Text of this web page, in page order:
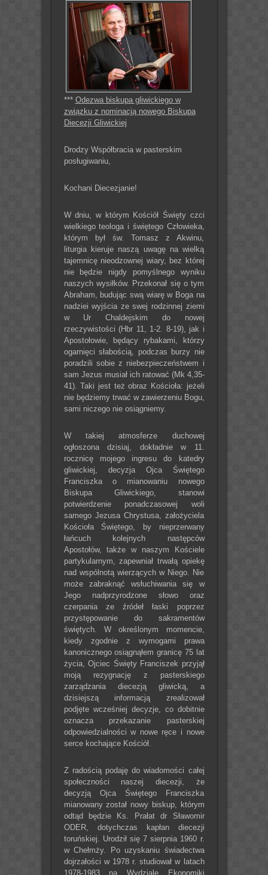
*** Odezwa biskupa gliwickiego w
związku z nominacją nowego Biskupa
Diecezji Gliwickiej
Drodzy Współbracia w pasterskim
posługiwaniu,
Kochani Diecezjanie!
W dniu, w którym Kościół Święty czci
wielkiego teologa i świętego Człowieka,
którym był św. Tomasz z Akwinu,
liturgia kieruje naszą uwagę na wielką
tajemnicę nieodzownej wiary, bez której
nie będzie nigdy pomyślnego wyniku
naszych wysiłków. Przekonał się o tym
Abraham, budując swą wiarę w Boga na
nadziei wyjścia ze swej rodzinnej ziemi
w Ur Chaldejskim do nowej
rzeczywistości (Hbr 11, 1-2. 8-19), jak i
Apostołowie, będący rybakami, którzy
ogarnięci słabością, podczas burzy nie
poradzili sobie z niebezpieczeństwem i
sam Jezus musiał ich ratować (Mk 4,35-
41). Taki jest też obraz Kościoła: jeżeli
nie będziemy trwać w zawierzeniu Bogu,
sami niczego nie osiągniemy.
W takiej atmosferze duchowej
ogłoszona dzisiaj, dokładnie w 11.
rocznicę mojego ingresu do katedry
gliwickiej, decyzja Ojca Świętego
Franciszka o mianowaniu nowego
Biskupa Gliwickiego, stanowi
potwierdzenie ponadczasowej woli
samego Jezusa Chrystusa, założyciela
Kościoła Świętego, by nieprzerwany
łańcuch kolejnych następców
Apostołów, także w naszym Kościele
partykularnym, zapewniał trwałą opiekę
nad wspólnotą wierzących w Niego. Nie
może zabraknąć wsłuchiwania się w
Jego nadprzyrodzone słowo oraz
czerpania ze źródeł łaski poprzez
przystępowanie do sakramentów
świętych. W określonym momencie,
kiedy zgodnie z wymogami prawa
kanonicznego osiągnąłem granicę 75 lat
życia, Ojciec Święty Franciszek przyjął
moją rezygnację z pasterskiego
zarządzania diecezją gliwicką, a
dzisiejszą informacją zrealizował
podjęte wcześniej decyzje, co dobitnie
oznacza przekazanie pasterskiej
odpowiedzialności w nowe ręce i nowe
serce kochające Kościół.
Z radością podaję do wiadomości całej
społeczności naszej diecezji, że
decyzją Ojca Świętego Franciszka
mianowany został nowy biskup, którym
odtąd będzie Ks. Prałat dr Sławomir
ODER, dotychczas kapłan diecezji
toruńskiej. Urodził się 7 sierpnia 1960 r.
w Chełmży. Po uzyskaniu świadectwa
dojrzałości w 1978 r. studiował w latach
1978-1983 na Wydziale Ekonomiki